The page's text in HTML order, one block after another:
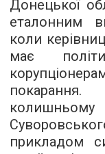
Донецької
еталонним
коли
має
прикладом